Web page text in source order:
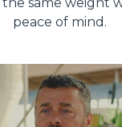
peace of mind.